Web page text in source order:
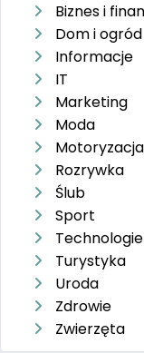
Biznes i
Dom i ogród
Informacje
IT
Marketing
Moda
Motoryzacja
Rozrywka
Ślub
Sport
Technologie
Turystyka
Uroda
Zdrowie
Zwierzęta